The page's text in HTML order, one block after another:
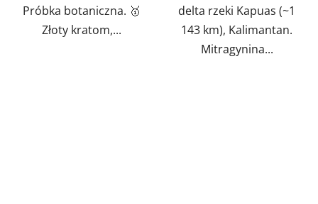
Próbka botaniczna. 🥇
Złoty kratom,...
delta rzeki Kapuas (~1
143 km), Kalimantan.
Mitragynina...